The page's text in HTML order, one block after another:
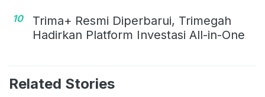
10
Trima+ Resmi Diperbarui, Trimegah
Hadirkan Platform Investasi All-in-One
Related Stories